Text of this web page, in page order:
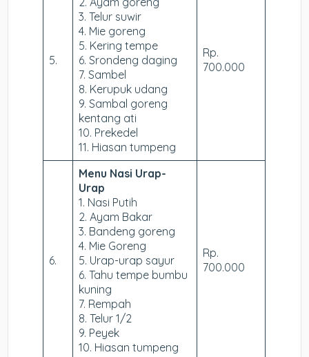
5.
3. Telur suwir
4. Mie goreng
5. Kering tempe
6. Srondeng daging
7. Sambel
8. Kerupuk udang
9. Sambal goreng
kentang ati
10. Prekedel
11. Hiasan tumpeng
Rp.
700.000
6.
Menu Nasi Urap-
Urap
1. Nasi Putih
2. Ayam Bakar
3. Bandeng goreng
4. Mie Goreng
5. Urap-urap sayur
6. Tahu tempe bumbu
kuning
7. Rempah
8. Telur 1/2
9. Peyek
10. Hiasan tumpeng
Rp.
700.000